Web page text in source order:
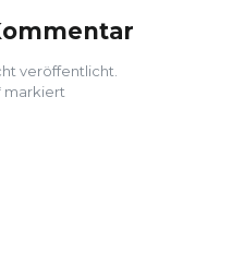
veröffentlicht.
markiert